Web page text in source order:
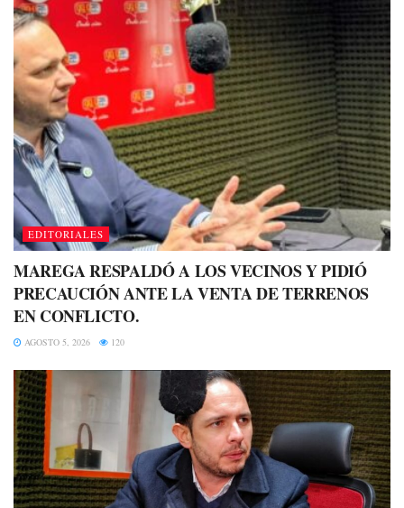
EDITORIALES
MAREGA RESPALDÓ A LOS VECINOS Y PIDIÓ
PRECAUCIÓN ANTE LA VENTA DE TERRENOS
EN CONFLICTO.
AGOSTO 5, 2026 120